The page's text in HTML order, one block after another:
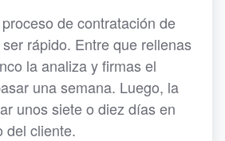
de contratación de
rápido. Entre que rellenas
la analiza y firmas el
una semana. Luego, la
unos siete o diez días en
del cliente.